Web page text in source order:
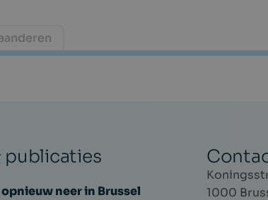
publicaties
neer in Brussel
1000